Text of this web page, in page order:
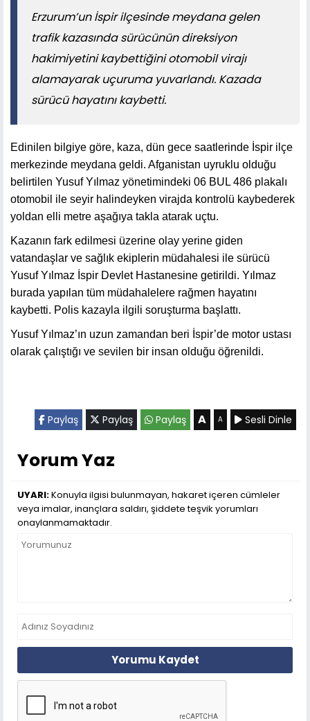
​​​​​​​Erzurum’un İspir ilçesinde meydana gelen
trafik kazasında sürücünün direksiyon
hakimiyetini kaybettiğini otomobil virajı
alamayarak uçuruma yuvarlandı. Kazada
sürücü hayatını kaybetti.
Edinilen bilgiye göre, kaza, dün gece saatlerinde İspir ilçe
merkezinde meydana geldi. Afganistan uyruklu olduğu
belirtilen Yusuf Yılmaz yönetimindeki 06 BUL 486 plakalı
otomobil ile seyir halindeyken virajda kontrolü kaybederek
yoldan elli metre aşağıya takla atarak uçtu.
Kazanın fark edilmesi üzerine olay yerine giden
vatandaşlar ve sağlık ekiplerin müdahalesi ile sürücü
Yusuf Yılmaz İspir Devlet Hastanesine getirildi. Yılmaz
burada yapılan tüm müdahalelere rağmen hayatını
kaybetti. Polis kazayla ilgili soruşturma başlattı.
Yusuf Yılmaz’ın uzun zamandan beri İspir’de motor ustası
olarak çalıştığı ve sevilen bir insan olduğu öğrenildi.
Paylaş Paylaş Paylaş A A Sesli Dinle
Yorum Yaz
UYARI:Konuyla ilgisi bulunmayan, hakaret içeren cümleler
veya imalar, inançlara saldırı, şiddete teşvik yorumları
onaylanmamaktadır.
Yorumu Kaydet